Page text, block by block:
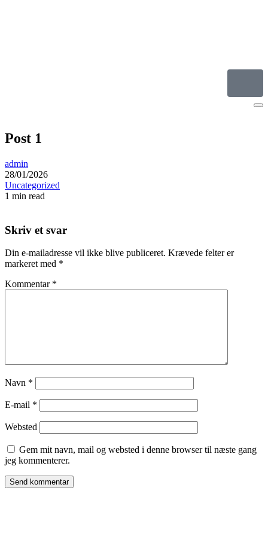
Post 1
admin
28/01/2026
Uncategorized
1 min read
Skriv et svar
Din e-mailadresse vil ikke blive publiceret. Krævede felter er
markeret med *
Kommentar *
Navn *
E-mail *
Websted
Gem mit navn, mail og websted i denne browser til næste gang
jeg kommenterer.